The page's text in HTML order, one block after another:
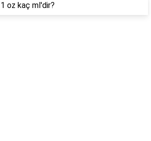
1 oz kaç ml'dir?